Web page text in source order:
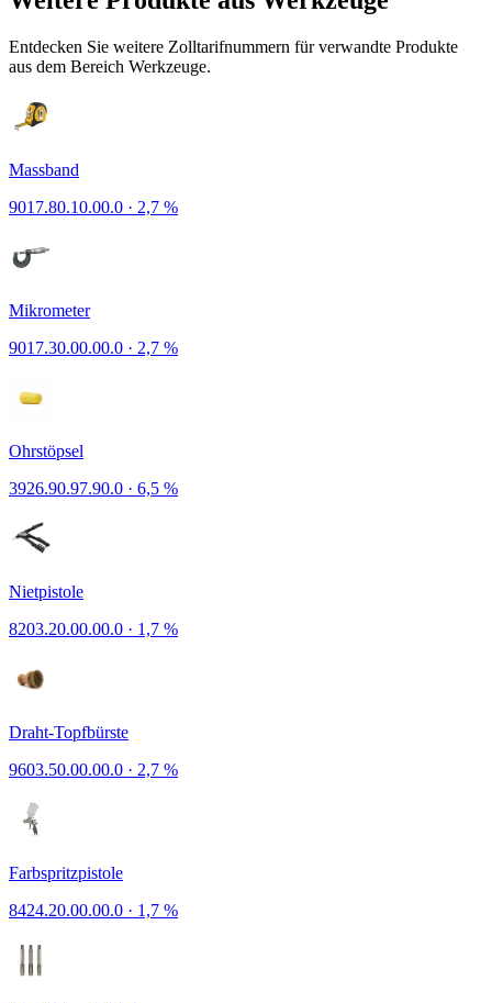
Entdecken Sie weitere Zolltarifnummern für verwandte Produkte
aus dem Bereich Werkzeuge.
Massband
9017.80.10.00.0 · 2,7 %
Mikrometer
9017.30.00.00.0 · 2,7 %
Ohrstöpsel
3926.90.97.90.0 · 6,5 %
Nietpistole
8203.20.00.00.0 · 1,7 %
Draht-Topfbürste
9603.50.00.00.0 · 2,7 %
Farbspritzpistole
8424.20.00.00.0 · 1,7 %